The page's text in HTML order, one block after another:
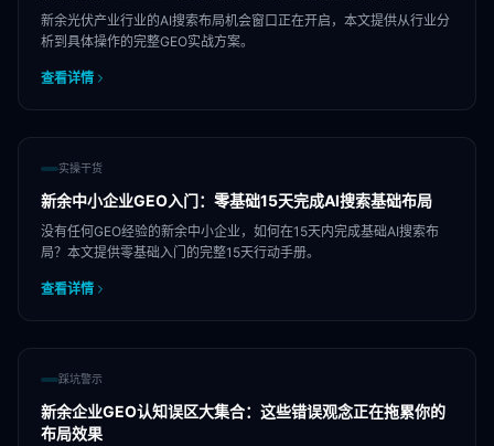
新余光伏产业行业的AI搜索布局机会窗口正在开启，本文提供从行业分
析到具体操作的完整GEO实战方案。
查看详情
实操干货
新余中小企业GEO入门：零基础15天完成AI搜索基础布局
没有任何GEO经验的新余中小企业，如何在15天内完成基础AI搜索布
局？本文提供零基础入门的完整15天行动手册。
查看详情
踩坑警示
新余企业GEO认知误区大集合：这些错误观念正在拖累你的
布局效果